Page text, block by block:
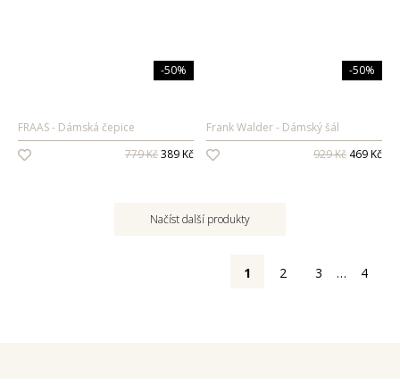
-50%
FRAAS
Dámská čepice
779 Kč389 Kč
-50%
Frank Walder
Dámský šál
929 Kč 469 Kč
Načíst další produkty
1 2 3 … 4